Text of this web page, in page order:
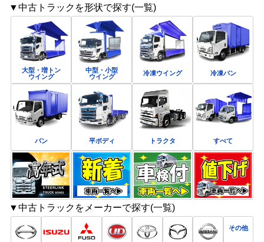
▼中古トラックを形状で探す(一覧)
大型・増トン
ウイング
中型・小型
ウイング
冷凍ウイング 冷凍バン
バン 平ボディ トラクタ すべて
▼中古トラックをメーカーで探す(一覧)
その他